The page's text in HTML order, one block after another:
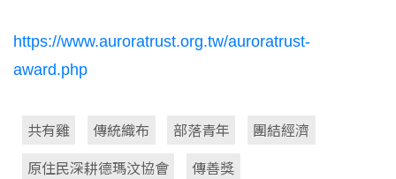
https://www.auroratrust.org.tw/auroratrust-
award.php
共有雞 傳統織布 部落青年
團結經濟
原住民深耕德瑪汶協會
傳善獎